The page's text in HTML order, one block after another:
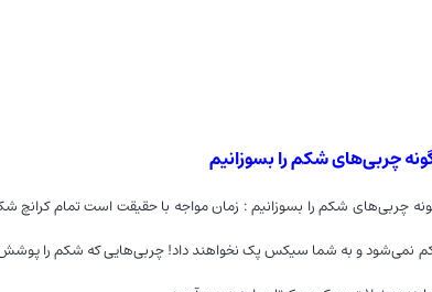
چربی‌های شکم را بسوزانیم
چربی‌های شکم را بسوزانیم : زمان مواجه با حقیقت است تمام کرانچ
نمی‌شود و به شما سیکس پک نخواهند داد! چربی‌هایی که شکم را پوشش